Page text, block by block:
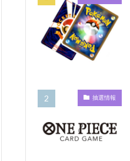
抽選情報